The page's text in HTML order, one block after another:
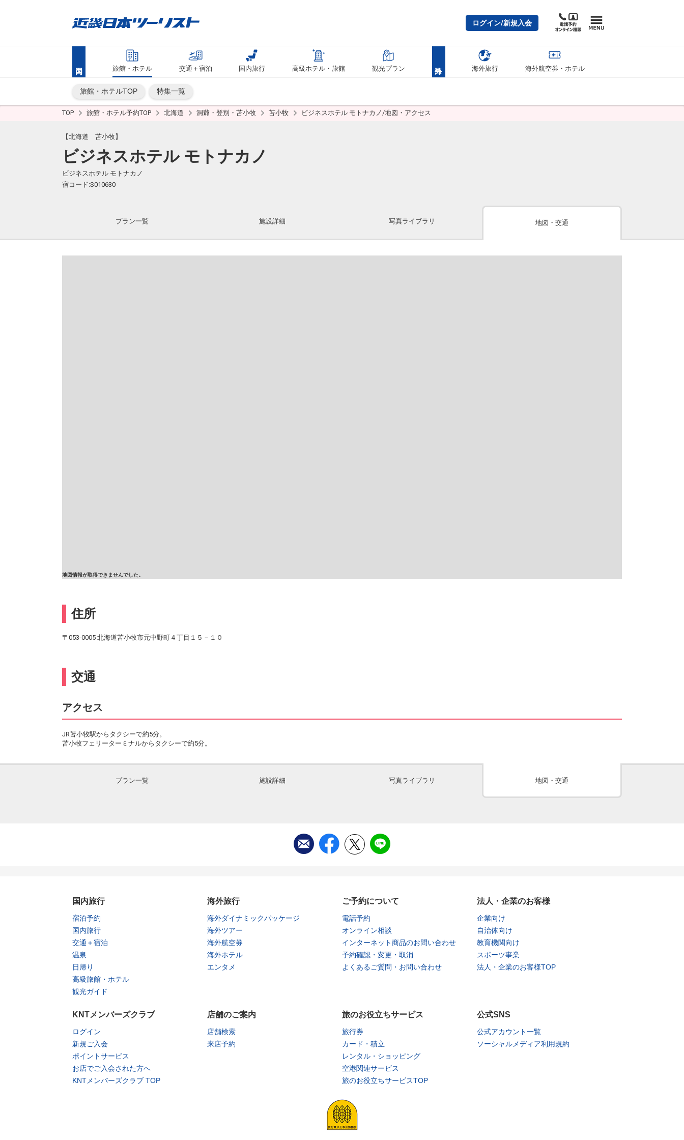
ログイン/新規入会
旅館・ホテル 交通＋宿泊 国内旅行 高級ホテル・旅館 観光プラン 海外旅行 海外航空券・ホテル
旅館・ホテルTOP 特集一覧
TOP 旅館・ホテル予約TOP 北海道 洞爺・登別・苫小牧 苫小牧 ビジネスホテル モトナカノ/地図・アクセス
【北海道 苫小牧】
ビジネスホテル モトナカノ
ビジネスホテル モトナカノ
宿コード:S010630
プラン一覧 施設詳細 写真ライブラリ 地図・交通
地図情報が取得できませんでした。
住所
〒053-0005 北海道苫小牧市元中野町４丁目１５－１０
交通
アクセス
JR苫小牧駅からタクシーで約5分。
苫小牧フェリーターミナルからタクシーで約5分。
プラン一覧 施設詳細 写真ライブラリ 地図・交通
国内旅行
宿泊予約
国内旅行
交通＋宿泊
温泉
日帰り
高級旅館・ホテル
観光ガイド
海外旅行
海外ダイナミックパッケージ
海外ツアー
海外航空券
海外ホテル
エンタメ
ご予約について
電話予約
オンライン相談
インターネット商品のお問い合わせ
予約確認・変更・取消
よくあるご質問・お問い合わせ
法人・企業のお客様
企業向け
自治体向け
教育機関向け
スポーツ事業
法人・企業のお客様TOP
KNTメンバーズクラブ
ログイン
新規ご入会
ポイントサービス
お店でご入会された方へ
KNTメンバーズクラブ TOP
店舗のご案内
店舗検索
来店予約
旅のお役立ちサービス
旅行券
カード・積立
レンタル・ショッピング
空港関連サービス
旅のお役立ちサービスTOP
公式SNS
公式アカウント一覧
ソーシャルメディア利用規約